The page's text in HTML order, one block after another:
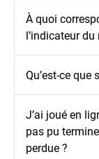
À quoi
l’indicateur
Qu’est-ce
J’ai joué en
pas pu
perdue ?